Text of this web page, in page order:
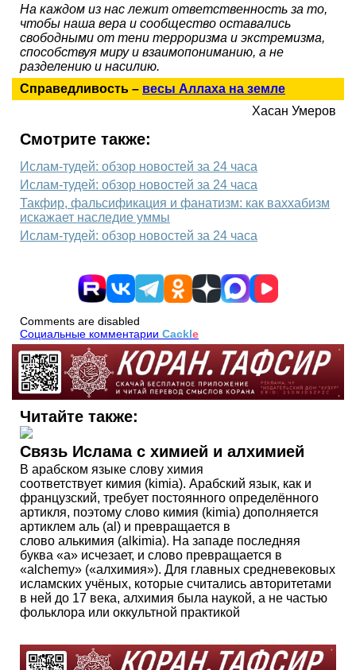
На каждом из нас лежит ответственность за то,
чтобы наша вера и сообщество оставались
свободными от тени терроризма и экстремизма,
способствуя миру и взаимопониманию, а не
разделению и насилию.
Справедливость – весы Аллаха на земле
Хасан Умеров
Смотрите также:
Ислам-тудей: обзор новостей за 24 часа
Ислам-тудей: обзор новостей за 24 часа
Такфир, фальсификация и фанатизм: как ваххабизм
искажает наследие уммы
Ислам-тудей: обзор новостей за 24 часа
Comments are disabled
Социальные комментарии Cackle
Читайте также:
Связь Ислама с химией и алхимией
В арабском языке слову химия
соответствует кимия (kimia). Арабский язык, как и
французский, требует постоянного определённого
артикля, поэтому слово кимия (kimia) дополняется
артиклем аль (al) и превращается в
слово алькимия (alkimia). На западе последняя
буква «а» исчезает, и слово превращается в
«alchemy» («алхимия»). Для главных средневековых
исламских учёных, которые считались авторитетами
в ней до 17 века, алхимия была наукой, а не частью
фольклора или оккультной практикой